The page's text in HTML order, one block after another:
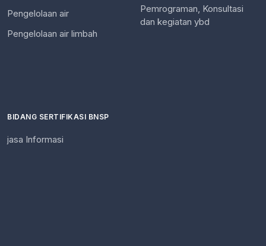
Pengelolaan air
Pengelolaan air limbah
Pemrograman, Konsultasi
dan kegiatan ybd
BIDANG SERTIFIKASI BNSP
jasa Informasi